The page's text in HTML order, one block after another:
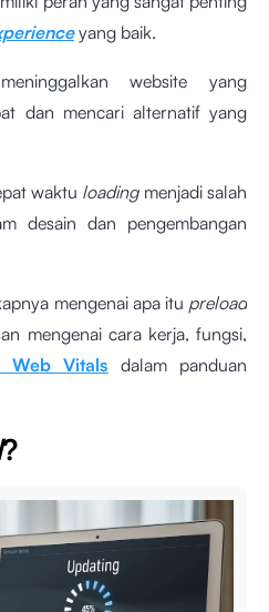
yang baik.
website yang
dan mencari alternatif yang
waktu loadingmenjadi salah
desain dan pengembangan
mengenai apa itu preload
mengenai cara kerja, fungsi,
Web Vitals dalam panduan
?